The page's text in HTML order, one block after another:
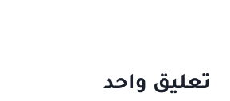
تعليق واحد